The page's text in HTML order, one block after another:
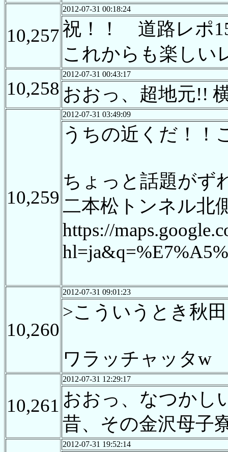
10,257
2012-07-31 00:18:24
祝！！ 道路レポ
これからも楽しい
10,258
2012-07-31 00:43:17
おおっ、超地元!!
10,259
2012-07-31 03:49:09
うちの近くだ！！
ちょっと話題がず
二本松トンネル北
https://
10,260
2012-07-31 09:01:23
>こういうとき秋
ワラッチャッタw
10,261
2012-07-31 12:29:17
おおっ、なつかし
昔、その金沢母子
2012-07-31 19:52:14